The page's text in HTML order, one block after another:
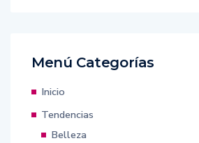
Menú Categorías
Inicio
Tendencias
Belleza